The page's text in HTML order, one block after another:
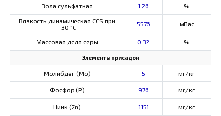
Зола сульфатная 1,26
%
Вязкость динамическая CCS при
-30 °С
5576 мПас
Массовая доля серы 0,32 %
Элементы присадок
Молибден (Мо) 5 мг/кг
Фосфор (Р) 976 мг/кг
Цинк (Zn) 1151 мг/кг